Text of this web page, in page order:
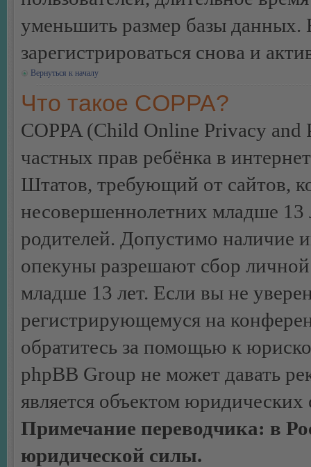
уменьшить размер базы данных.
зарегистрироваться снова и
Вернуться к началу
Что такое COPPA?
COPPA (Child Online Privacy
частных прав ребёнка в
Штатов, требующий от сайтов,
несовершеннолетних младше 13
родителей. Допустимо наличие
опекуны разрешают сбор
младше 13 лет. Если вы не
регистрирующемуся на
обратитесь за помощью к
phpBB Group не может давать
является объектом
Примечание переводчика: в
юридической силы.